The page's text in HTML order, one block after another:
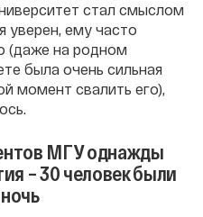
стал смыслом
уверен, ему часто
(даже на родном
была очень сильная
момент свалить его),
МГУ однажды
– 30 человек были